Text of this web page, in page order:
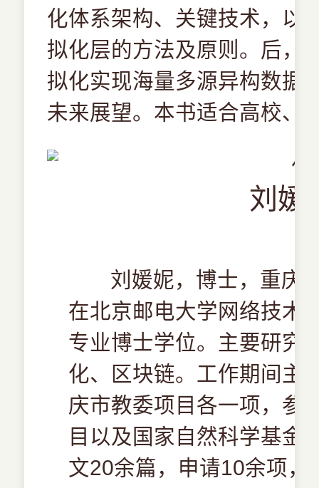
化体系架构、关键技术，以
拟化层的方法及原则。后，
拟化实现海量多源异构数据
未来展望。本书适合高校、
刘媛
刘媛妮，博士，重庆
在北京邮电大学网络技术
专业博士学位。主要研究
化、区块链。工作期间主
庆市教委项目各一项，参
目以及国家自然科学基金
文20余篇，申请10余项